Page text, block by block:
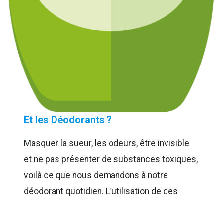
Et les Déodorants ?
Masquer la sueur, les odeurs, être invisible
et ne pas présenter de substances toxiques,
voilà ce que nous demandons à notre
déodorant quotidien. L’utilisation de ces